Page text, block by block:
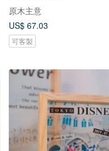
原木主意
US$ 67.03
可客製